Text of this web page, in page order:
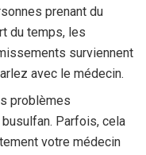
prenant du
du temps, les
surviennent
avec le médecin.
problèmes
Parfois, cela
votre médecin